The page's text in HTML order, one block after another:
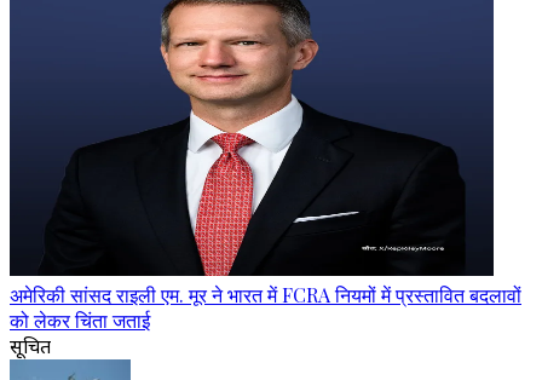
अमेरिकी सांसद राइली एम. मूर ने भारत में FCRA नियमों में प्रस्तावित बदलावों
को लेकर चिंता जताई
सूचित